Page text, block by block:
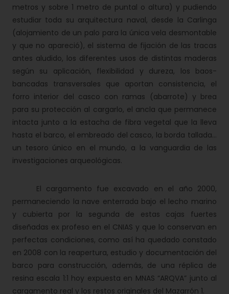
metros y sobre 1 metro de puntal o altura) y pudiendo
estudiar toda su arquitectura naval, desde la Carlinga
(alojamiento de un palo para la única vela desmontable
y que no apareció), el sistema de fijación de las tracas
antes aludido, los diferentes usos de distintas maderas
según su aplicación, flexibilidad y dureza, los baos-
bancadas transversales que aportan consistencia, el
forro interior del casco con ramas (abarrote) y brea
para su protección al cargarlo, el ancla que permanece
intacta junto a la estacha de fibra vegetal que la lleva
hasta el barco, el embreado del casco, la borda tallada…
un tesoro único en el mundo, a la vanguardia de las
investigaciones arqueológicas.
El cargamento fue excavado en el año 2000,
permaneciendo la nave enterrada bajo el lecho marino
y cubierta por la segunda de estas cajas fuertes
diseñadas ex profeso en el CNIAS y que lo conservan en
perfectas condiciones, como así ha quedado constado
en 2008 con la reapertura, estudio y documentación del
barco para construcción, además, de una réplica de
resina escala 1:1 hoy expuesta en MNAS “ARQVA” junto al
cargamento real y los restos originales del Mazarrón 1.